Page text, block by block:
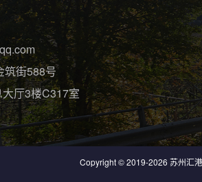
筑街588号
厅3楼C317室
Copyright © 2019-2026 苏州汇